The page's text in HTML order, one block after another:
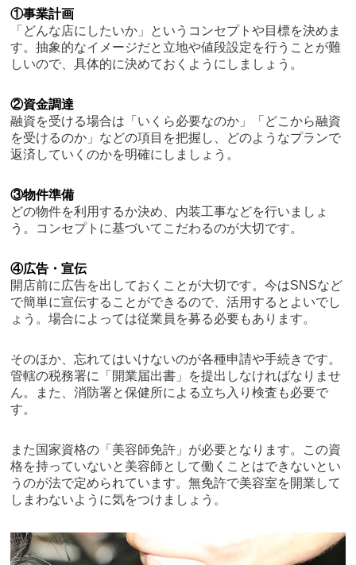
①事業計画
「どんな店にしたいか」というコンセプトや目標を決めま
す。抽象的なイメージだと立地や値段設定を行うことが難
しいので、具体的に決めておくようにしましょう。
②資金調達
融資を受ける場合は「いくら必要なのか」「どこから融資
を受けるのか」などの項目を把握し、どのようなプランで
返済していくのかを明確にしましょう。
③物件準備
どの物件を利用するか決め、内装工事などを行いましょ
う。コンセプトに基づいてこだわるのが大切です。
④広告・宣伝
開店前に広告を出しておくことが大切です。今はSNSなど
で簡単に宣伝することができるので、活用するとよいでし
ょう。場合によっては従業員を募る必要もあります。
そのほか、忘れてはいけないのが各種申請や手続きです。
管轄の税務署に「開業届出書」を提出しなければなりませ
ん。また、消防署と保健所による立ち入り検査も必要で
す。
また国家資格の「美容師免許」が必要となります。この資
格を持っていないと美容師として働くことはできないとい
うのが法で定められています。無免許で美容室を開業して
しまわないように気をつけましょう。